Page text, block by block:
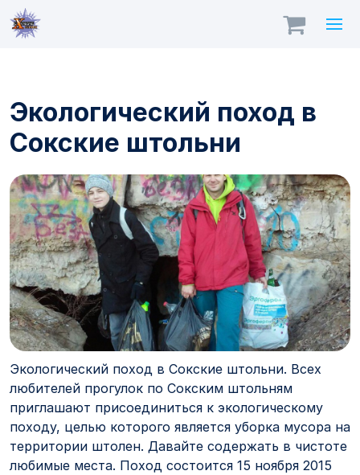
Экологический поход в
Сокские штольни
Экологический поход в Сокские штольни. Всех
любителей прогулок по Сокским штольням
приглашают присоединиться к экологическому
походу, целью которого является уборка мусора на
территории штолен. Давайте содержать в чистоте
любимые места. Поход состоится 15 ноября 2015